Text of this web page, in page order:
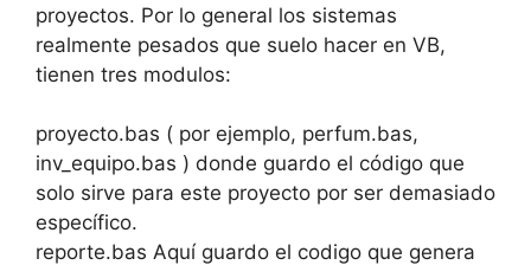
proyectos. Por lo general los sistemas
realmente pesados que suelo hacer en VB,
tienen tres modulos:
proyecto.bas ( por ejemplo, perfum.bas,
inv_equipo.bas ) donde guardo el código que
solo sirve para este proyecto por ser demasiado
específico.
reporte.bas Aquí guardo el codigo que genera